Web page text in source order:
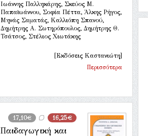
Ιωάννης Παλληκάρης, Σκεύος Μ.
Παπαϊωάννου, Σοφία Πέττα, Άλκης Ρήγος,
Μηνάς Σαματάς, Καλλιόπη Σπανού,
Δημήτρης Α. Σωτηρόπουλος, Δημήτρης Θ.
Τσάτσος, Στέλιος Χιωτάκης
[Εκδόσεις Καστανιώτη]
Περισσότερα
17,10€ 16,25€
Παιδαγωγική και